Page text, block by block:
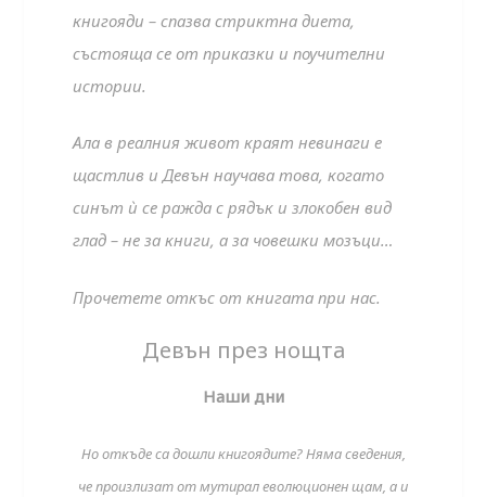
книгояди – спазва стриктна диета,
състояща се от приказки и поучителни
истории.
Ала в реалния живот краят невинаги е
щастлив и Девън научава това, когато
синът ѝ се ражда с рядък и злокобен вид
глад – не за книги, а за човешки мозъци…
Прочетете откъс от книгата при нас.
Девън през нощта
Наши дни
Но откъде са дошли книгоядите? Няма сведения,
че произлизат от мутирал еволюционен щам, а и